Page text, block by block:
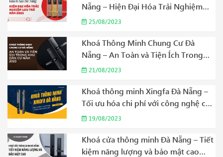
Nẵng – Hiện Đại Hóa Trải Nghiệm
Lưu Trú Năm 2023
25/08/2023
Khoá Thông Minh Chung Cư Đà
Nẵng – An Toàn và Tiện Ích Trong
Khu Dân Cư Năm 2023
21/08/2023
Khoá thông minh Xingfa Đà Nẵng –
Tối ưu hóa chi phí với công nghệ cao
cấp Năm 2023
19/08/2023
Khoá cửa thông minh Đà Nẵng – Tiết
kiệm năng lượng và bảo mật cao